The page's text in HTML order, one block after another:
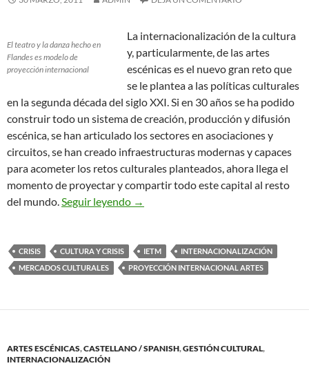
El teatro y la danza hecho en
Flandes es modelo de
proyección internacional
La internacionalización de la cultura
y, particularmente, de las artes
escénicas es el nuevo gran reto que
se le plantea a las políticas culturales
en la segunda década del siglo XXI. Si en 30 años se ha podido
construir todo un sistema de creación, producción y difusión
escénica, se han articulado los sectores en asociaciones y
circuitos, se han creado infraestructuras modernas y capaces
para acometer los retos culturales planteados, ahora llega el
momento de proyectar y compartir todo este capital al resto
del mundo.Seguir leyendo Soluciones a la Crisis desde las
→
CRISIS CULTURA Y CRISIS IETM
INTERNACIONALIZACIÓN
MERCADOS CULTURALES
PROYECCIÓN INTERNACIONAL ARTES
ARTES ESCÉNICAS,CASTELLANO / SPANISH,GESTIÓN CULTURAL,
INTERNACIONALIZACIÓN